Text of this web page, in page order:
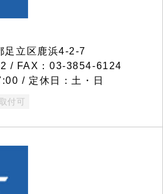
立区鹿浜4-2-7
/ FAX：03-3854-6124
/ 定休日：土・日
付可